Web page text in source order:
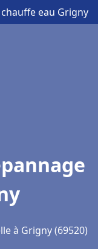
eau Grigny
à Grigny (69520)